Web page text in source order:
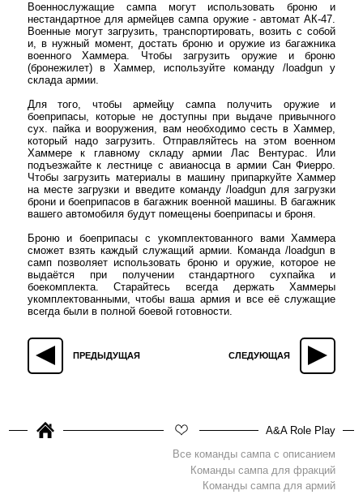
Военнослужащие сампа могут использовать броню и
нестандартное для армейцев сампа оружие - автомат АК-47.
Военные могут загрузить, транспортировать, возить с собой
и, в нужный момент, достать броню и оружие из багажника
военного Хаммера. Чтобы загрузить оружие и броню
(бронежилет) в Хаммер, используйте команду /loadgun у
склада армии.
Для того, чтобы армейцу сампа получить оружие и
боеприпасы, которые не доступны при выдаче привычного
сух. пайка и вооружения, вам необходимо сесть в Хаммер,
который надо загрузить. Отправляйтесь на этом военном
Хаммере к главному складу армии Лас Вентурас. Или
подъезжайте к лестнице с авианосца в армии Сан Фиерро.
Чтобы загрузить материалы в машину припаркуйте Хаммер
на месте загрузки и введите команду /loadgun для загрузки
брони и боеприпасов в багажник военной машины. В багажник
вашего автомобиля будут помещены боеприпасы и броня.
Броню и боеприпасы с укомплектованного вами Хаммера
сможет взять каждый служащий армии. Команда /loadgun в
самп позволяет использовать броню и оружие, которое не
выдаётся при получении стандартного сухпайка и
боекомплекта. Старайтесь всегда держать Хаммеры
укомплектованными, чтобы ваша армия и все её служащие
всегда были в полной боевой готовности.
ПРЕДЫДУЩАЯ СЛЕДУЮЩАЯ
A&A Role Play
Все команды сампа с описанием
Команды сампа для фракций
Команды сампа для армий